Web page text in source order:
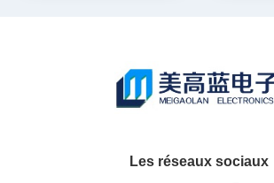
Les réseaux sociaux